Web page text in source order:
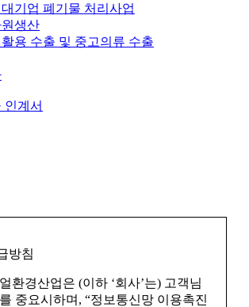
기업 폐기물 처리사업
생산
용 수출 및 중고의류 수출
인계서
방침
환경산업은 (이하 ‘회사’는) 고객님
중요시하며, “정보통신망 이용촉진